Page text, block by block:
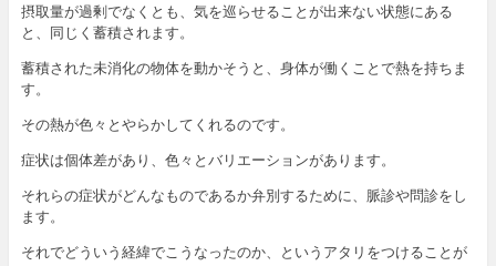
摂取量が過剰でなくとも、気を巡らせることが出来ない状態にある
と、同じく蓄積されます。
蓄積された未消化の物体を動かそうと、身体が働くことで熱を持ちま
す。
その熱が色々とやらかしてくれるのです。
症状は個体差があり、色々とバリエーションがあります。
それらの症状がどんなものであるか弁別するために、脈診や問診をし
ます。
それでどういう経緯でこうなったのか、というアタリをつけることが